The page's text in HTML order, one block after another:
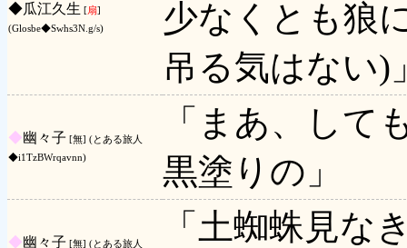
◆瓜江久生 [扇]
(Glosbe◆Swhs3N.g/s)
少なくとも狼
吊る気はない)
◆幽々子 [無] (とある旅人
◆i1TzBWrqavnn)
「まあ、して
黒塗りの」
◆幽々子 [無] (とある旅人 「土蜘蛛見な